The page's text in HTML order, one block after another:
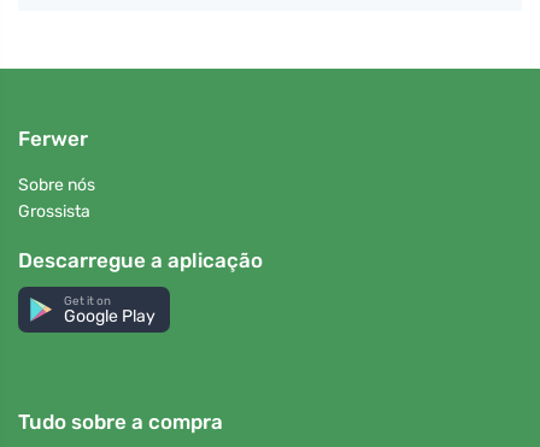
Ferwer
Sobre nós
Grossista
Descarregue a aplicação
Get it on
Google Play
Tudo sobre a compra